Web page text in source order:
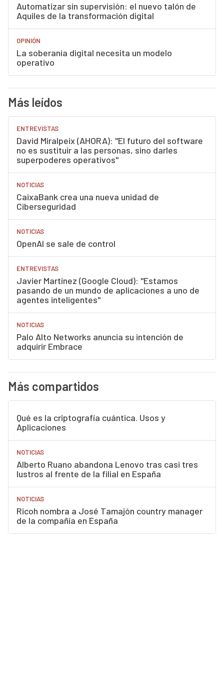
Automatizar sin supervisión: el nuevo talón de
Aquiles de la transformación digital
OPINIÓN
La soberanía digital necesita un modelo
operativo
Más leídos
ENTREVISTAS
David Miralpeix (AHORA): "El futuro del software
no es sustituir a las personas, sino darles
superpoderes operativos"
NOTICIAS
CaixaBank crea una nueva unidad de
Ciberseguridad
NOTICIAS
OpenAI se sale de control
ENTREVISTAS
Javier Martínez (Google Cloud): "Estamos
pasando de un mundo de aplicaciones a uno de
agentes inteligentes"
NOTICIAS
Palo Alto Networks anuncia su intención de
adquirir Embrace
Más compartidos
Qué es la criptografía cuántica. Usos y
Aplicaciones
NOTICIAS
Alberto Ruano abandona Lenovo tras casi tres
lustros al frente de la filial en España
NOTICIAS
Ricoh nombra a José Tamajón country manager
de la compañía en España